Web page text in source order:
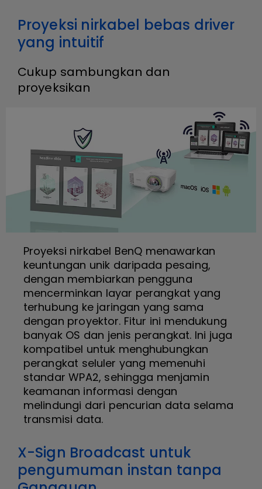
Proyeksi nirkabel bebas driver
yang intuitif
Cukup sambungkan dan
proyeksikan
Proyeksi nirkabel BenQ menawarkan
keuntungan unik daripada pesaing,
dengan membiarkan pengguna
mencerminkan layar perangkat yang
terhubung ke jaringan yang sama
dengan proyektor. Fitur ini mendukung
banyak OS dan jenis perangkat. Ini juga
kompatibel untuk menghubungkan
perangkat seluler yang memenuhi
standar WPA2, sehingga menjamin
keamanan informasi dengan
melindungi dari pencurian data selama
transmisi data.
X-Sign Broadcast untuk
pengumuman instan tanpa